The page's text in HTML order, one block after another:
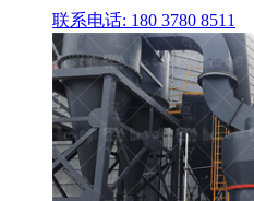
联系电话: 180 3780 8511